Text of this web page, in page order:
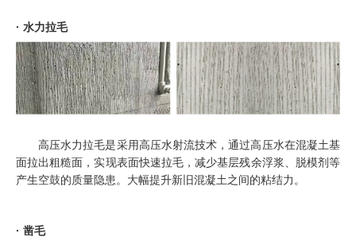
· 水力拉毛
高压水力拉毛是采用高压水射流技术，通过高压水在混凝土基
面拉出粗糙面，实现表面快速拉毛，减少基层残余浮浆、脱模剂等
产生空鼓的质量隐患。大幅提升新旧混凝土之间的粘结力。
· 凿毛